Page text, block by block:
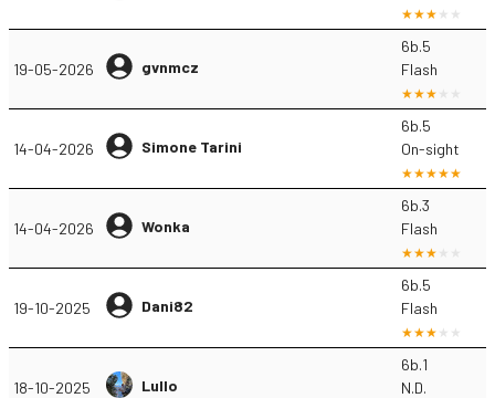
19-05-2026 gvnmcz
6b.5
Flash
14-04-2026 Simone Tarini
6b.5
On-sight
14-04-2026 Wonka
6b.3
Flash
19-10-2025 Dani82
6b.5
Flash
18-10-2025 Lullo
6b.1
N.D.